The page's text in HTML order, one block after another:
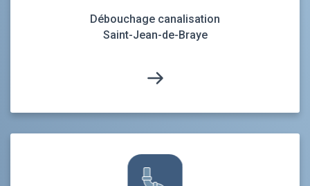
Débouchage canalisation
Saint-Jean-de-Braye